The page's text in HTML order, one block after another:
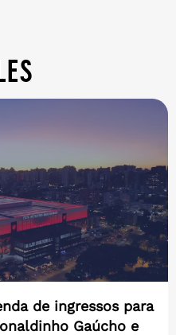
de ingressos para
Gaúcho e